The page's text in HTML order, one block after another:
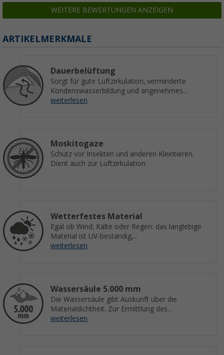
WEITERE BEWERTUNGEN ANZEIGEN
ARTIKELMERKMALE
Dauerbelüftung
Sorgt für gute Luftzirkulation, verminderte
Kondenswasserbildung und angenehmes...
weiterlesen
Moskitogaze
Schutz vor Insekten und anderen Kleintieren.
Dient auch zur Luftzirkulation.
Wetterfestes Material
Egal ob Wind, Kälte oder Regen: das langlebige
Material ist UV-beständig,...
weiterlesen
Wassersäule 5.000 mm
Die Wassersäule gibt Auskunft über die
Materialdichtheit. Zur Ermittlung des...
weiterlesen